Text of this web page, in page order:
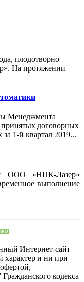
плодотворно
На протяжении
Менеджмента
принятых договорных
за 1-й квартал 2019...
ООО «НПК-Лазер»
выполнение
Интернет-сайт
характер и ни при
кодекса